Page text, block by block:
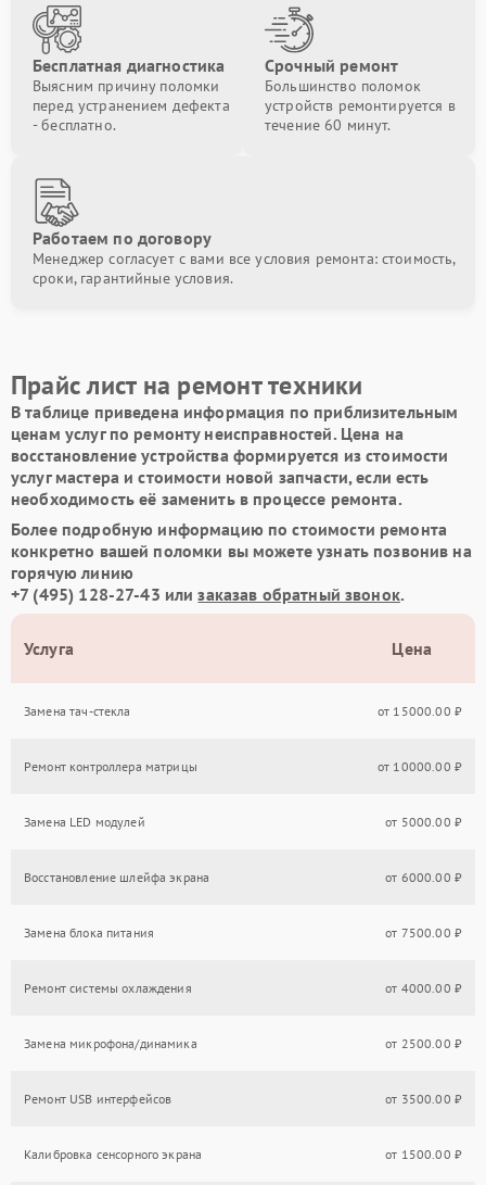
Бесплатная диагностика
Выясним причину поломки
перед устранением дефекта
- бесплатно.
Срочный ремонт
Большинство поломок
устройств ремонтируется в
течение 60 минут.
Работаем по договору
Менеджер согласует с вами все условия ремонта: стоимость,
сроки, гарантийные условия.
Прайс лист на ремонт техники
В таблице приведена информация по приблизительным
ценам услуг по ремонту неисправностей. Цена на
восстановление устройства формируется из стоимости
услуг мастера и стоимости новой запчасти, если есть
необходимость её заменить в процессе ремонта.
Более подробную информацию по стоимости ремонта
конкретно вашей поломки вы можете узнать позвонив на
горячую линию
+7 (495) 128-27-43 илизаказав обратный звонок.
Услуга Цена
Замена тач-стекла от 15000.00 ₽
Ремонт контроллера матрицы от 10000.00 ₽
Замена LED модулей от 5000.00 ₽
Восстановление шлейфа экрана от 6000.00 ₽
Замена блока питания от 7500.00 ₽
Ремонт системы охлаждения от 4000.00 ₽
Замена микрофона/динамика от 2500.00 ₽
Ремонт USB интерфейсов от 3500.00 ₽
Калибровка сенсорного экрана от 1500.00 ₽